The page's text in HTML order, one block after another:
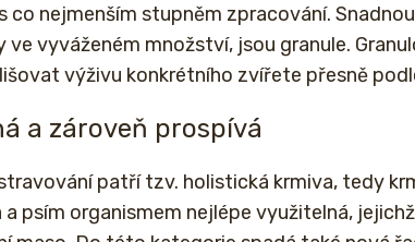
co nejmenším stupněm zpracování.
vyváženém množství, jsou granule.
výživu konkrétního zvířete přesně
a zároveň prospívá
patří tzv. holistická krmiva, tedy
psím organismem nejlépe využitelná,